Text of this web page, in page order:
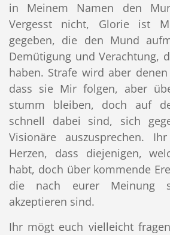
in Meinem Namen den
Vergesst nicht, Glorie ist
gegeben, die den Mund
Demütigung und Verachtung,
haben. Strafe wird aber
dass sie Mir folgen, aber
stumm bleiben, doch auf
schnell dabei sind, sich
Visionäre auszusprechen.
Herzen, dass diejenigen,
habt, doch über kommende
die nach eurer Meinung
akzeptieren sind.
Ihr mögt euch vielleicht